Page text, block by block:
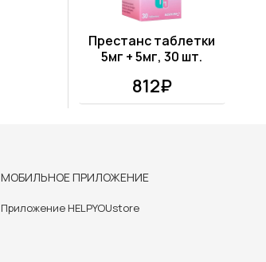
Престанс таблетки
5мг + 5мг, 30 шт.
812₽
МОБИЛЬНОЕ ПРИЛОЖЕНИЕ
Приложение HELPYOUstore